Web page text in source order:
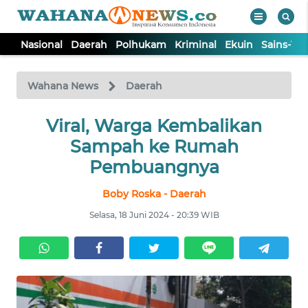
Nasional Daerah Polhukam Kriminal Ekuin Sains-
Wahana News Daerah
Viral, Warga Kembalikan
Sampah ke Rumah
Pembuangnya
Boby Roska - Daerah
Selasa, 18 Juni 2024 - 20:39 WIB
TV
Tutup
NASIONAL
KRIMINAL
EKUIN